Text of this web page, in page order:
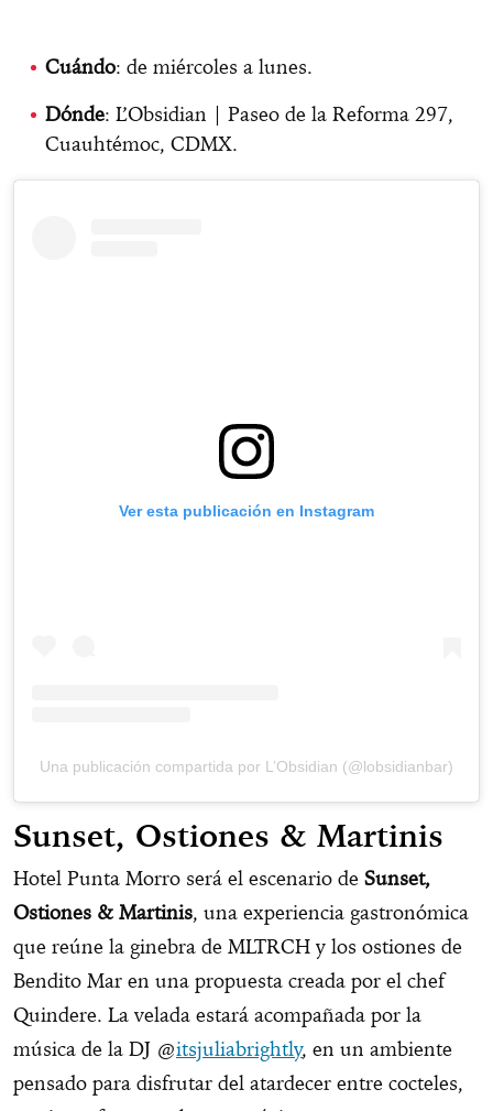
Cuándo: de miércoles a lunes.
Dónde: L’Obsidian | Paseo de la Reforma 297,
Cuauhtémoc, CDMX.
Ver esta publicación en Instagram
Una publicación compartida por L’Obsidian (@lobsidianbar)
Sunset, Ostiones & Martinis
Hotel Punta Morro será el escenario de Sunset,
Ostiones & Martinis, una experiencia gastronómica
que reúne la ginebra de MLTRCH y los ostiones de
Bendito Mar en una propuesta creada por el chef
Quindere. La velada estará acompañada por la
música de la DJ @itsjuliabrightly, en un ambiente
pensado para disfrutar del atardecer entre cocteles,